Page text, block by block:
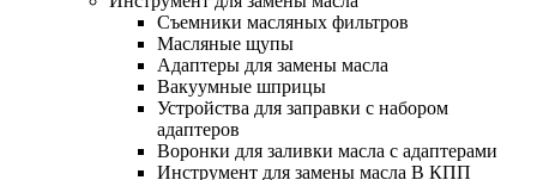
Съемники масляных фильтров
Масляные щупы
Адаптеры для замены масла
Вакуумные шприцы
Устройства для заправки с набором
адаптеров
Воронки для заливки масла с адаптерами
Инструмент для замены масла В КПП